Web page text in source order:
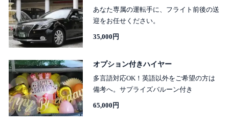
あなた専属の運転手に、フライト前後の送
迎をお任せください。
35,000円
オプション付きハイヤー
多言語対応OK！英語以外をご希望の方は
備考へ。サプライズバルーン付き
65,000円